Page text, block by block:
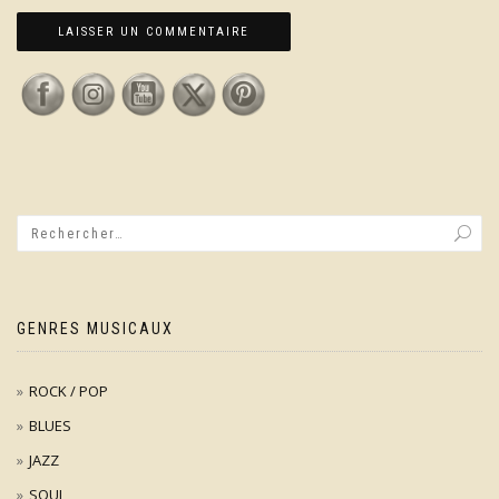
GENRES MUSICAUX
ROCK / POP
BLUES
JAZZ
SOUL